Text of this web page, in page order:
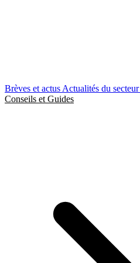
Brèves et actus Actualités du secteur
Conseils et Guides